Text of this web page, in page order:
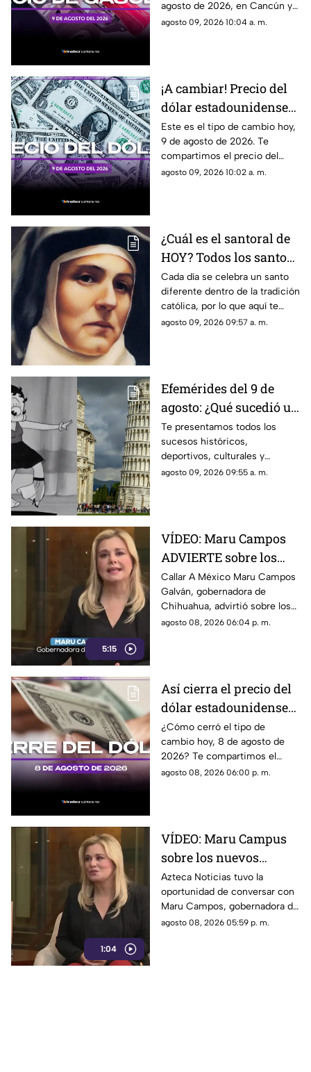
Quintana Roo
agosto de 2026, en Cancún y
el resto de Quintana Roo. Este
agosto 09, 2026 10:04 a. m.
¡A cambiar! Precio del
dólar estadounidense
HOY, domingo 9 de
agosto de 2026, en
Cancún
Este es el tipo de cambio hoy,
9 de agosto de 2026. Te
compartimos el precio del
dólar hoy en Cancún, así como
agosto 09, 2026 10:02 a. m.
¿Cuál es el santoral de
HOY? Todos los santos
que se celebran el
domingo 9 de agosto
Cada día se celebra un santo
diferente dentro de la tradición
católica, por lo que aquí te
compartimos el santoral
agosto 09, 2026 09:57 a. m.
Efemérides del 9 de
agosto: ¿Qué sucedió un
día como hoy en
México y el mundo?
Te presentamos todos los
sucesos históricos,
deportivos, culturales y
divertidos que marcaron las
agosto 09, 2026 09:55 a. m.
5:15
VÍDEO: Maru Campos
ADVIERTE sobre los
RIESGOS de los nuevos
lineamientos
propuestos por el
Gobierno
Callar A México Maru Campos
Galván, gobernadora de
Chihuahua, advirtió sobre los
riesgos que podrían
disposiciones podrían
utilizarse para sancionar a
medios y periodistas críticos,
además de abrir la puerta a
que el poder determine qué
contenidos son información,
opinión o motivo de sanción.
agosto 08, 2026 06:04 p. m.
Así cierra el precio del
dólar estadounidense
HOY, sábado 8 de
agosto de 2026, en
Cancún
¿Cómo cerró el tipo de
cambio hoy, 8 de agosto de
2026? Te compartimos el
precio del dólar al cierre de
agosto 08, 2026 06:00 p. m.
1:04
VÍDEO: Maru Campus
sobre los nuevos
lineamientos y señala
que son un riesgo para
la libertad de expresión
Azteca Noticias tuvo la
oportunidad de conversar con
Maru Campos, gobernadora de
Chihuahua, quien habló sobre
agosto 08, 2026 05:59 p. m.